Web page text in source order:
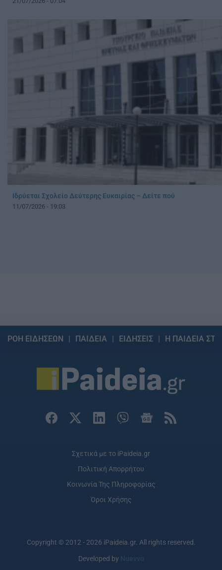
Ιδρύεται Σχολείο Δεύτερης Ευκαιρίας – Δείτε πού
11/07/2026 - 19:03
ΡΟΗ ΕΙΔΗΣΕΩΝ ΠΑΙΔΕΙΑ ΕΙΔΗΣΕΙΣ Η ΠΑΙΔΕΙΑ
Σχετικά με το iPaideia.gr
Πολιτική Απορρήτου
Κοινωνία Της Πληροφορίας
Όροι Χρήσης
Copyright © 2012 - 2026 iPaideia.gr. All rights reserved.
Developed by